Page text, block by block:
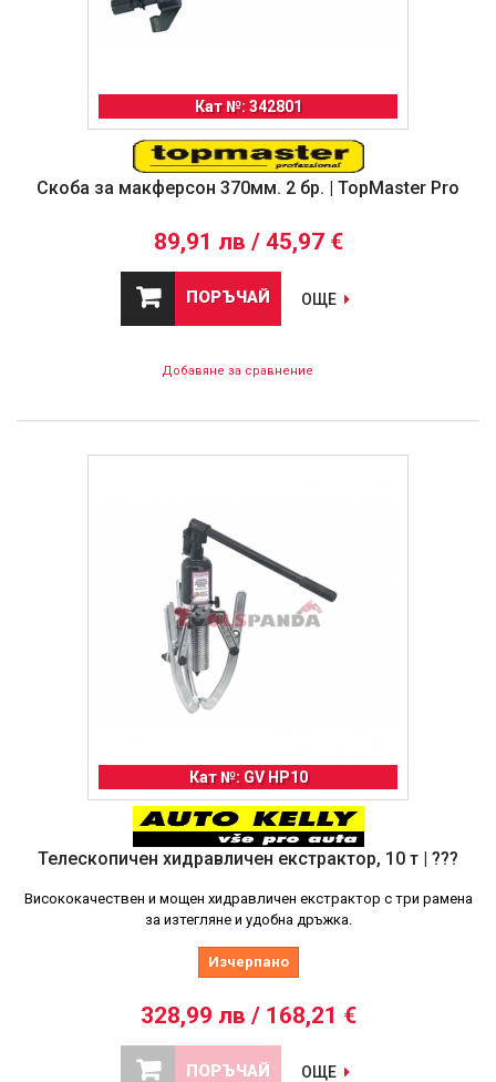
Кат №: 342801
Скоба за макферсон 370мм. 2 бр. | TopMaster Pro
89,91 лв / 45,97 €
ПОРЪЧАЙ ОЩЕ
Добавяне за сравнение
Кат №: GV HP10
Телескопичен хидравличен екстрактор, 10 т | ???
Висококачествен и мощен хидравличен екстрактор с три рамена
за изтегляне и удобна дръжка.
Изчерпано
328,99 лв / 168,21 €
ПОРЪЧАЙ ОЩЕ